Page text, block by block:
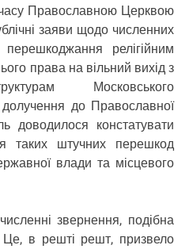
Православною Церквою
заяви щодо численних
релігійним
права на вільний вихід з
Московського
долучення до Православної
доводилося констатувати
таких штучних перешкод
влади та місцевого
звернення, подібна
Це, в решті решт, призвело